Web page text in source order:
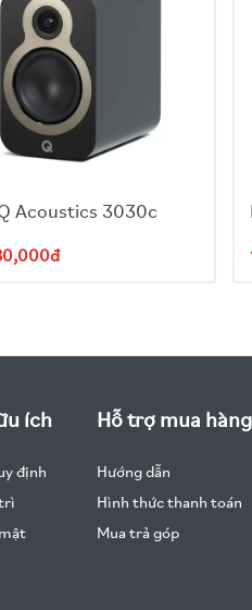
Acoustics 3030c
ích
định
Hỗ trợ mua hàng
Hướng dẫn
Hình thức thanh toán
Mua trả góp